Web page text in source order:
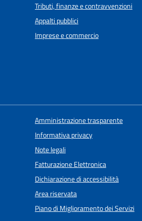
Tributi, finanze e contravvenzioni
Appalti pubblici
Imprese e commercio
Amministrazione trasparente
Informativa privacy
Note legali
Fatturazione Elettronica
Dichiarazione di accessibilità
Area riservata
Piano di Miglioramento dei Servizi